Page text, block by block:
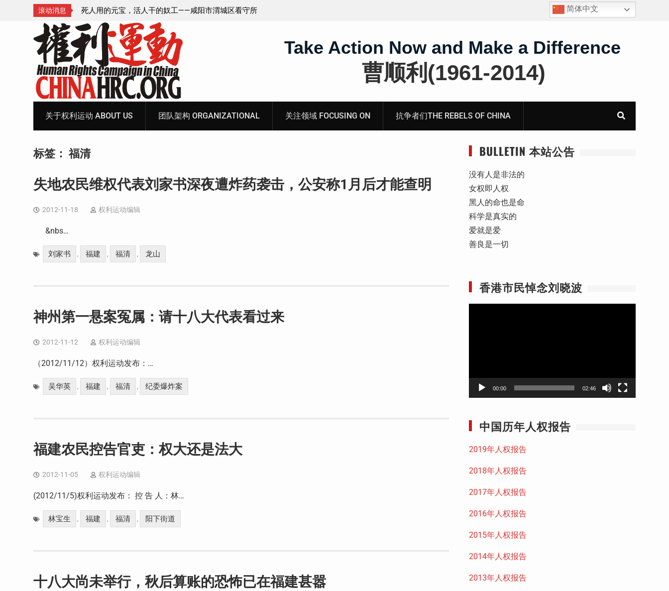
滚动消息
阳市渭城区看守所
宝、铅中毒、任务制
锡安教案王林牧师狱中信件：荒诞的人与公义的神 四川人权捍卫者陈云飞甘肃旅游遭行政拘留
简体中文
Take Action Now and Make a Difference
曹顺利(1961-2014)
关于权利运动 ABOUT US 团队架构 ORGANIZATIONAL 关注领域 FOCUSING ON 抗争者们THE REBELS OF CHINA
标签：福清
失地农民维权代表刘家书深夜遭炸药袭击，公安称1月后才能查明
2012-11-18 权利运动编辑
&nbs…
刘家书 , 福建 , 福清 , 龙山
神州第一悬案冤属：请十八大代表看过来
2012-11-12 权利运动编辑
（2012/11/12）权利运动发布：…
吴华英 , 福建 , 福清 , 纪委爆炸案
福建农民控告官吏：权大还是法大
2012-11-05 权利运动编辑
(2012/11/5)权利运动发布： 控 告 人：林…
林宝生 , 福建 , 福清 , 阳下街道
十八大尚未举行，秋后算账的恐怖已在福建甚嚣
BULLETIN 本站公告
没有人是非法的
女权即人权
黑人的命也是命
科学是真实的
爱就是爱
善良是一切
香港市民悼念刘晓波
00:00 02:46
中国历年人权报告
2019年人权报告
2018年人权报告
2017年人权报告
2016年人权报告
2015年人权报告
2014年人权报告
2013年人权报告